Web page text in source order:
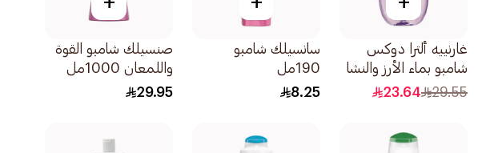
غارنييه ألترا دوكس
شامبو بماء الأرز والنشا
600مل
29.55
23.64
سانسيلك شامبو
190مل
8.25
صنسيلك شامبو القوة
واللمعان 1000مل
29.95